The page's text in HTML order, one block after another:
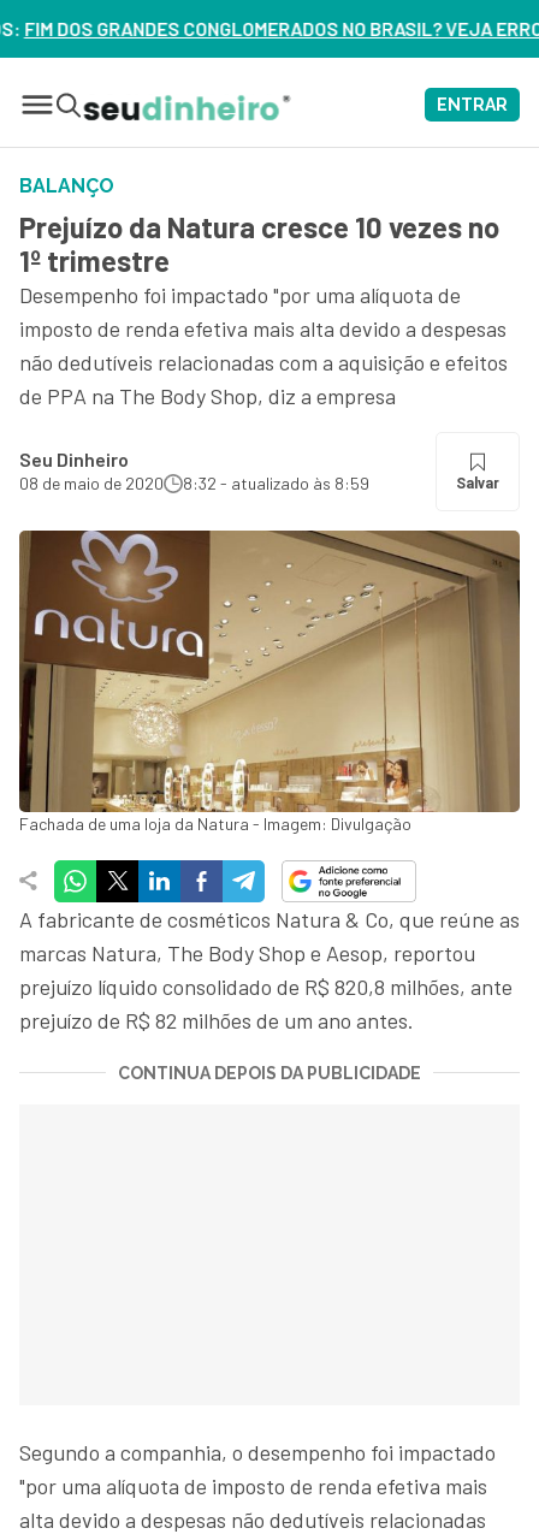
NO BRASIL? VEJA ERROS DE 3 DELES – ASSISTA
ENTRAR
BALANÇO
Prejuízo da Natura cresce 10 vezes no
1º trimestre
Desempenho foi impactado "por uma alíquota de
imposto de renda efetiva mais alta devido a despesas
não dedutíveis relacionadas com a aquisição e efeitos
de PPA na The Body Shop, diz a empresa
Seu Dinheiro
08 de maio de 2020 8:32 - atualizado às 8:59 Salvar
Fachada de uma loja da Natura - Imagem: Divulgação
A fabricante de cosméticos Natura & Co, que reúne as
marcas Natura, The Body Shop e Aesop, reportou
prejuízo líquido consolidado de R$ 820,8 milhões, ante
prejuízo de R$ 82 milhões de um ano antes.
CONTINUA DEPOIS DA PUBLICIDADE
Segundo a companhia, o desempenho foi impactado
"por uma alíquota de imposto de renda efetiva mais
alta devido a despesas não dedutíveis relacionadas